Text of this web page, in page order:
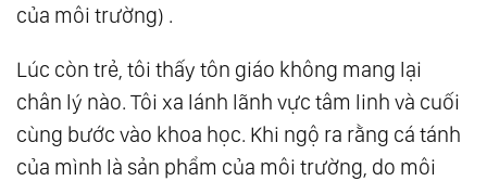
của môi trường) .
Lúc còn trẻ, tôi thấy tôn giáo không mang lại
chân lý nào. Tôi xa lánh lãnh vực tâm linh và cuối
cùng bước vào khoa học. Khi ngộ ra rằng cá tánh
của mình là sản phẩm của môi trường, do môi